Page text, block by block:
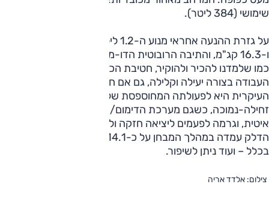
שימושי (384 ליטר).
ו-16.3 קג"מ, והתיבה הרובוטית הדו-מצמדית על שבעת הילוכיה.
כמו שלמדנו להכיר ולהוקיר, חטיבת הכח הזו יודעת לעשות את
העבודה בצורה יעילה וקלילה, גם אם חסרת מחץ. הטענה
העיקרית היא לפעולתה המחוספסת של התיבה במהירות
זחילה-נמוכה, כשגם מערכת הדימום/התנעה עבדה בצורה
איטית, וגרמה לפעמים ליציאה חזקה ולא רצויה מהמקום. צריכת
בכלל – ועוד ניתן לשיפור.
צילום: אלדד אריה